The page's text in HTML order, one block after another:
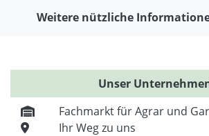
Weitere nützliche
Unser
Fachmarkt für Agrar und
Ihr Weg zu uns